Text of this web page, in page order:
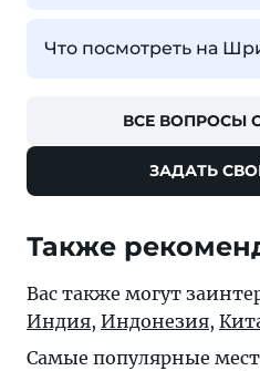
Что посмотреть на
ВСЕ ВОПРОСЫ
ЗАДАТЬ
Также
Вас также могут
Индия, Индонезия,
Самые популярные